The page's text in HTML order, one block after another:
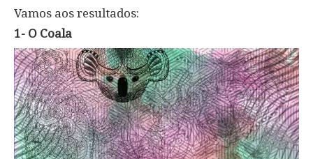
Vamos aos resultados:
1- O Coala